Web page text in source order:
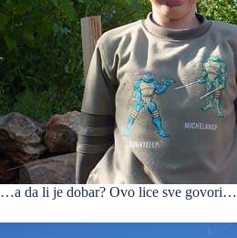
…a da li je dobar? Ovo lice sve govori…